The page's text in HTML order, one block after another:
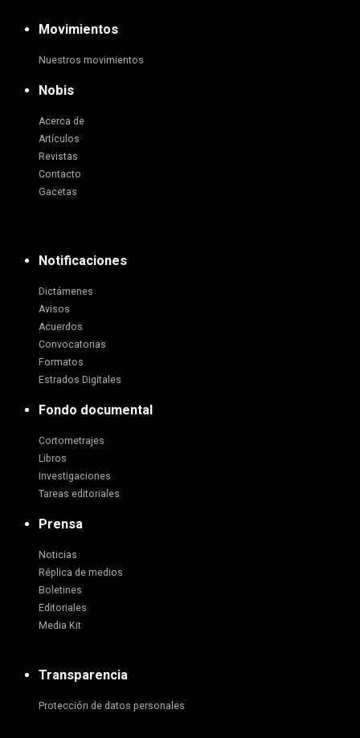
Movimientos
Nuestros movimientos
Nobis
Acerca de
Artículos
Revistas
Contacto
Gacetas
Notificaciones
Dictámenes
Avisos
Acuerdos
Convocatorias
Formatos
Estrados Digitales
Fondo documental
Cortometrajes
Libros
Investigaciones
Tareas editoriales
Prensa
Noticias
Réplica de medios
Boletines
Editoriales
Media Kit
Transparencia
Protección de datos personales